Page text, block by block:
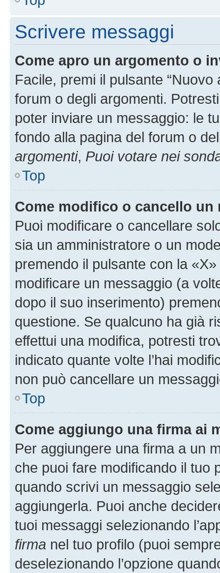
Scrivere messaggi
Come apro un argomento o
Facile, premi il pulsante
forum o degli argomenti.
poter inviare un messaggio: le
fondo alla pagina del forum o
argomenti, Puoi votare nei
Top
Come modifico o cancello un
Puoi modificare o cancellare
sia un amministratore o un
premendo il pulsante con la
modificare un messaggio (a
dopo il suo inserimento)
questione. Se qualcuno ha già
effettui una modifica, potresti
indicato quante volte l’hai
non può cancellare un
Top
Come aggiungo una firma ai
Per aggiungere una firma a un
che puoi fare modificando il tuo
quando scrivi un messaggio
aggiungerla. Puoi anche
tuoi messaggi selezionando
firma nel tuo profilo (puoi
deselezionando l’opzione